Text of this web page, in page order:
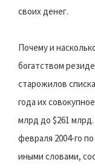
своих денег.
Почему и
богатством
старожилов
года их
млрд до $261
февраля 2004-го
иными словами,